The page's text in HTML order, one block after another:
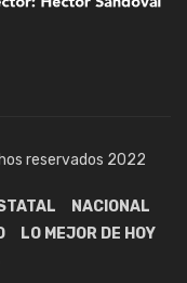
reservados 2022
NACIONAL
LO MEJOR DE HOY